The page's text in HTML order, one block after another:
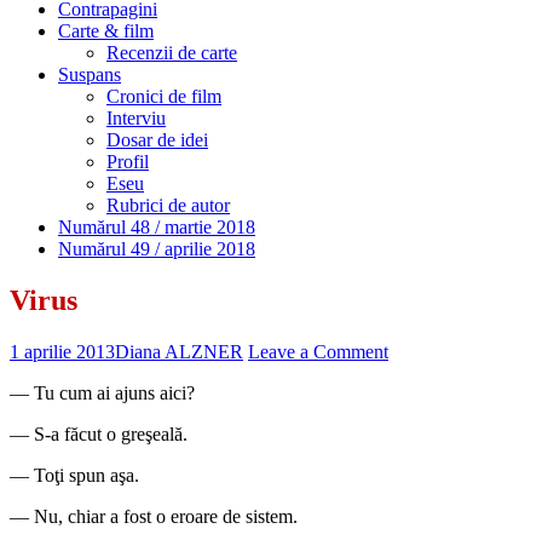
Contrapagini
Carte & film
Recenzii de carte
Suspans
Cronici de film
Interviu
Dosar de idei
Profil
Eseu
Rubrici de autor
Numărul 48 / martie 2018
Numărul 49 / aprilie 2018
Virus
1 aprilie 2013Diana ALZNER Leave a Comment
― Tu cum ai ajuns aici?
― S-a făcut o greşeală.
― Toţi spun aşa.
― Nu, chiar a fost o eroare de sistem.